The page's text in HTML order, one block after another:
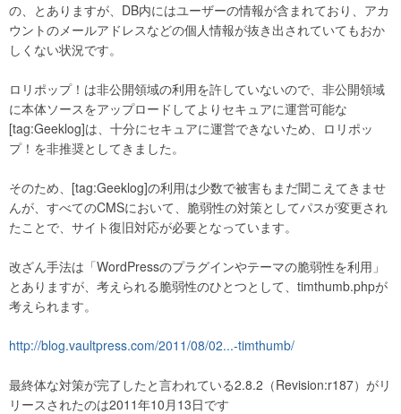
の、とありますが、DB内にはユーザーの情報が含まれており、アカ
ウントのメールアドレスなどの個人情報が抜き出されていてもおか
しくない状況です。
ロリポップ！は非公開領域の利用を許していないので、非公開領域
に本体ソースをアップロードしてよりセキュアに運営可能な
[tag:Geeklog]は、十分にセキュアに運営できないため、ロリポッ
プ！を非推奨としてきました。
そのため、[tag:Geeklog]の利用は少数で被害もまだ聞こえてきませ
んが、すべてのCMSにおいて、脆弱性の対策としてパスが変更され
たことで、サイト復旧対応が必要となっています。
改ざん手法は「WordPressのプラグインやテーマの脆弱性を利用」
とありますが、考えられる脆弱性のひとつとして、timthumb.phpが
考えられます。
http://blog.vaultpress.com/2011/08/02...-timthumb/
最終体な対策が完了したと言われている2.8.2（Revision:r187）がリ
リースされたのは2011年10月13日です